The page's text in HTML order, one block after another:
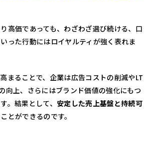
高価であっても、わざわざ選び続ける、口
った行動にはロイヤルティが強く表れま
まることで、企業は広告コストの削減やLT
向上、さらにはブランド価値の強化にもつ
。結果として、 安定した売上基盤と持続可
とができるのです。